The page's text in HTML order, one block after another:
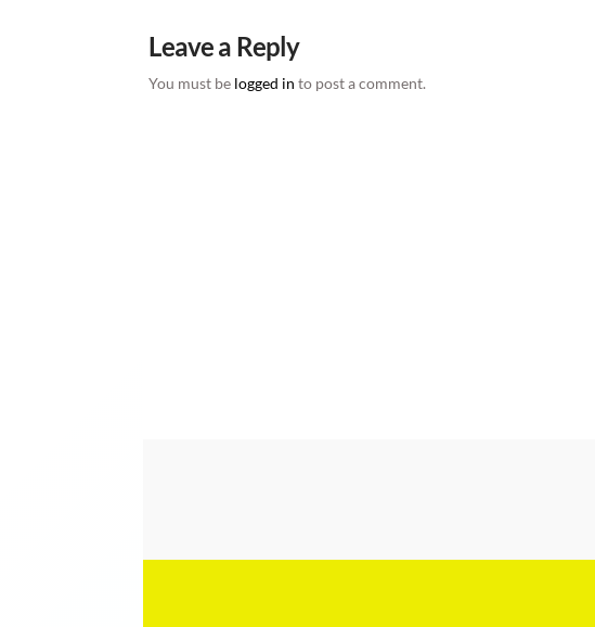
Leave a Reply
You must be logged in to post a comment.